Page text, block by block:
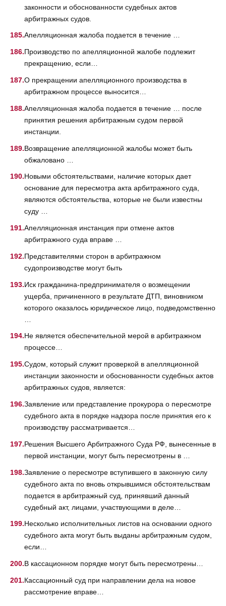
законности и обоснованности судебных актов
арбитражных судов.
Апелляционная жалоба подается в течение …
Производство по апелляционной жалобе подлежит
прекращению, если…
О прекращении апелляционного производства в
арбитражном процессе выносится…
Апелляционная жалоба подается в течение … после
принятия решения арбитражным судом первой
инстанции.
Возвращение апелляционной жалобы может быть
обжаловано …
Новыми обстоятельствами, наличие которых дает
основание для пересмотра акта арбитражного суда,
являются обстоятельства, которые не были известны
суду …
Апелляционная инстанция при отмене актов
арбитражного суда вправе …
Представителями сторон в арбитражном
судопроизводстве могут быть
Иск гражданина-предпринимателя о возмещении
ущерба, причиненного в результате ДТП, виновником
которого оказалось юридическое лицо, подведомственно
Не является обеспечительной мерой в арбитражном
процессе…
Судом, который служит проверкой в апелляционной
инстанции законности и обоснованности судебных актов
арбитражных судов, является:
Заявление или представление прокурора о пересмотре
судебного акта в порядке надзора после принятия его к
производству рассматривается…
Решения Высшего Арбитражного Суда РФ, вынесенные в
первой инстанции, могут быть пересмотрены в …
Заявление о пересмотре вступившего в законную силу
судебного акта по вновь открывшимся обстоятельствам
подается в арбитражный суд, принявший данный
судебный акт, лицами, участвующими в деле…
Несколько исполнительных листов на основании одного
судебного акта могут быть выданы арбитражным судом,
если…
В кассационном порядке могут быть пересмотрены…
Кассационный суд при направлении дела на новое
рассмотрение вправе…